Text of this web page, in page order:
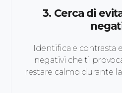
3. Cerca di
Identifica e contrasta
negativi che ti
restare calmo durante